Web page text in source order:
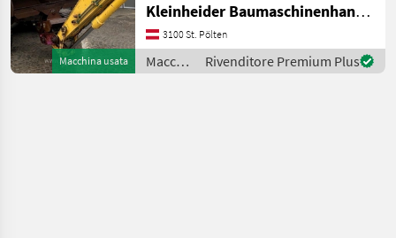
Macchina usata
mm, Hammer-
Greiferleitung Macchine
edili Escavatori cingolati
Kleinheider Baumaschinenhandel GmbH.
3100 St. Pölten
Macchine
edili /
Rivenditore Premium Plus